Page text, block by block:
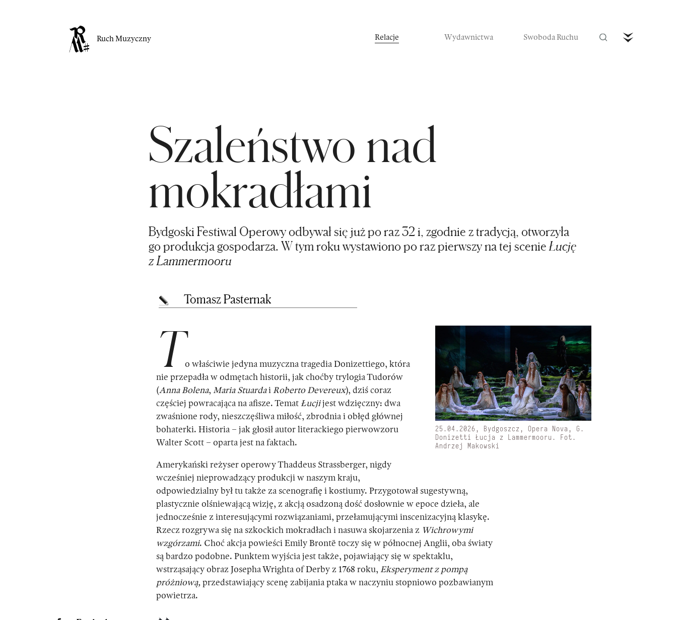
Ruch Muzyczny Wydawnictwa
Relacje Swoboda Ruchu
Szaleństwo nad
mokradłami
Bydgoski Festiwal Operowy odbywał się już po raz 32 i, zgodnie z tradycją, otworzyła
go produkcja gospodarza. W tym roku wystawiono po raz pierwszy na tej scenieŁucję
z Lammermooru
Tomasz Pasternak
25.04.2026, Bydgoszcz, Opera Nova, G.
Donizetti Łucja z Lammermooru. Fot.
Andrzej Makowski
To właściwie jedyna muzyczna tragedia Donizettiego, która
nie przepadła w odmętach historii, jak choćby trylogia Tudorów
(Anna Bolena, Maria Stuardai Roberto Devereux), dziś coraz
częściej powracająca na afisze. Temat Łucjijest wdzięczny: dwa
zwaśnione rody, nieszczęśliwa miłość, zbrodnia i obłęd głównej
bohaterki. Historia – jak głosił autor literackiego pierwowzoru
Walter Scott – oparta jest na faktach.
Amerykański reżyser operowy Thaddeus Strassberger, nigdy
wcześniej nieprowadzący produkcji w naszym kraju,
odpowiedzialny był tu także za scenografię i kostiumy. Przygotował sugestywną,
plastycznie olśniewającą wizję, z akcją osadzoną dość dosłownie w epoce dzieła, ale
jednocześnie z interesującymi rozwiązaniami, przełamującymi inscenizacyjną klasykę.
Rzecz rozgrywa się na szkockich mokradłach i nasuwa skojarzenia z Wichrowymi
wzgórzami. Choć akcja powieści Emily Brontë toczy się w północnej Anglii, oba światy
są bardzo podobne. Punktem wyjścia jest także, pojawiający się w spektaklu,
wstrząsający obraz Josepha Wrighta of Derby z 1768 roku, Eksperyment z pompą
próżniową, przedstawiający scenę zabijania ptaka w naczyniu stopniowo pozbawianym
powietrza.